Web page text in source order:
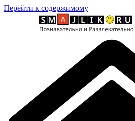
Перейти к содержимому